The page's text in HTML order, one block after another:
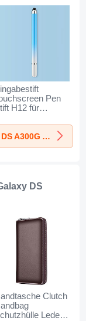
Pen
H12 für
A300G A300H
Blau Mehr Eingabestifte Samsung Galaxy DS A300G A300H A300M
DS
Clutch
Leder